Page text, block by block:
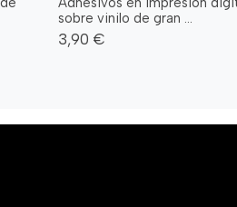
sobre vinilo de gran ...
3,90 €